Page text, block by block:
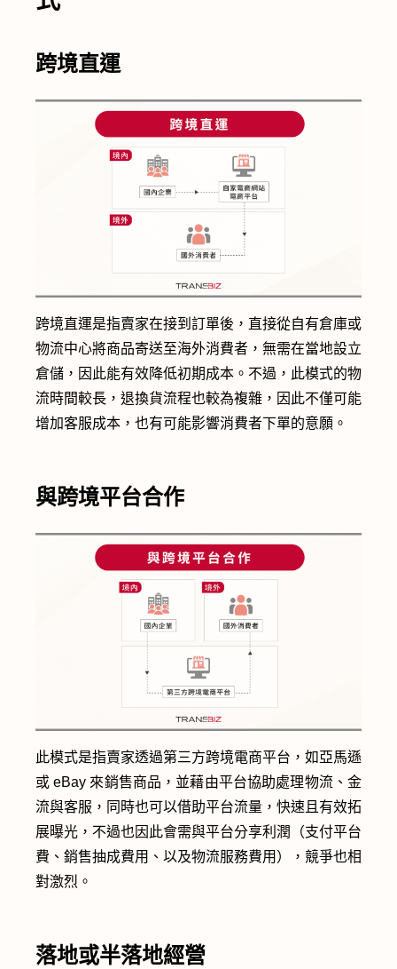
跨境直運
跨境直運是指賣家在接到訂單後，直接從自有倉庫或
物流中心將商品寄送至海外消費者，無需在當地設立
倉儲，因此能有效降低初期成本。不過，此模式的物
流時間較長，退換貨流程也較為複雜，因此不僅可能
增加客服成本，也有可能影響消費者下單的意願。
與跨境平台合作
此模式是指賣家透過第三方跨境電商平台，如亞馬遜
或 eBay 來銷售商品，並藉由平台協助處理物流、金
流與客服，同時也可以借助平台流量，快速且有效拓
展曝光，不過也因此會需與平台分享利潤（支付平台
費、銷售抽成費用、以及物流服務費用），競爭也相
對激烈。
落地或半落地經營